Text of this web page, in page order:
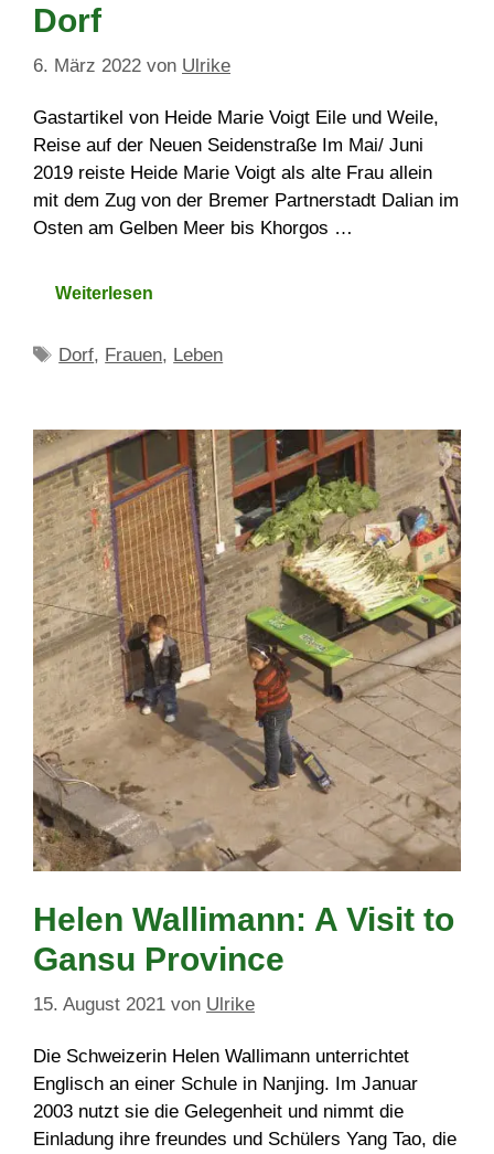
Dorf
6. März 2022 von Ulrike
­Gastartikel von Heide Marie Voigt Eile und Weile,
Reise auf der Neuen Seidenstraße Im Mai/ Juni
2019 reiste Heide Marie Voigt als alte Frau allein
mit dem Zug von der Bremer Partnerstadt Dalian im
Osten am Gelben Meer bis Khorgos …
Weiterlesen
Schlagwörter
Dorf, Frauen, Leben
Helen Wallimann: A Visit to
Gansu Province
15. August 2021 von Ulrike
Die Schweizerin Helen Wallimann unterrichtet
Englisch an einer Schule in Nanjing. Im Januar
2003 nutzt sie die Gelegenheit und nimmt die
Einladung ihre freundes und Schülers Yang Tao, die